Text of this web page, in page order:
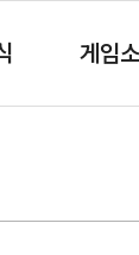
게임